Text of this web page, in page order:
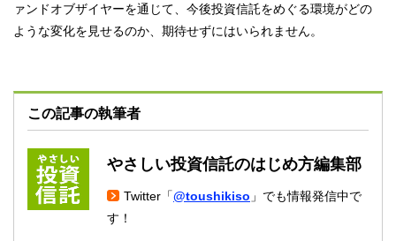
ァンドオブザイヤーを通じて、今後投資信託をめぐる環境がどの
ような変化を見せるのか、期待せずにはいられません。
この記事の執筆者
やさしい投資信託のはじめ方編集部
Twitter「@toushikiso 」でも情報発信中で
す！